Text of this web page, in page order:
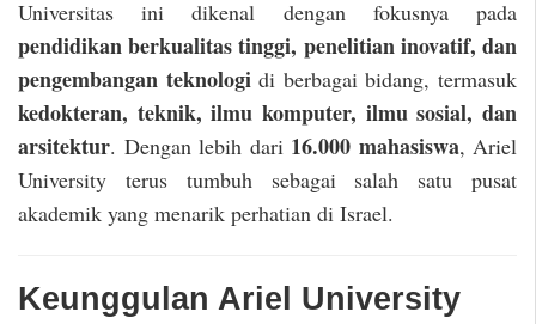
Universitas ini dikenal dengan fokusnya pada
pendidikan berkualitas tinggi, penelitian inovatif, dan
pengembangan teknologidi berbagai bidang, termasuk
kedokteran, teknik, ilmu komputer, ilmu sosial, dan
arsitektur. Dengan lebih dari 16.000 mahasiswa, Ariel
University terus tumbuh sebagai salah satu pusat
akademik yang menarik perhatian di Israel.
Keunggulan Ariel University